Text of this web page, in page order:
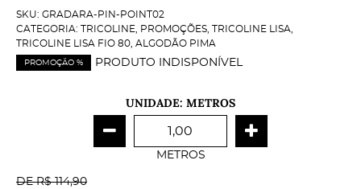
SKU: GRADARA-PIN-POINT02
CATEGORIA: TRICOLINE PROMOÇÕES TRICOLINE LISA
TRICOLINE LISA FIO 80 ALGODÃO PIMA
PROMOÇÃO % PRODUTO INDISPONÍVEL
UNIDADE: METROS
METROS
DE R$ 114,90